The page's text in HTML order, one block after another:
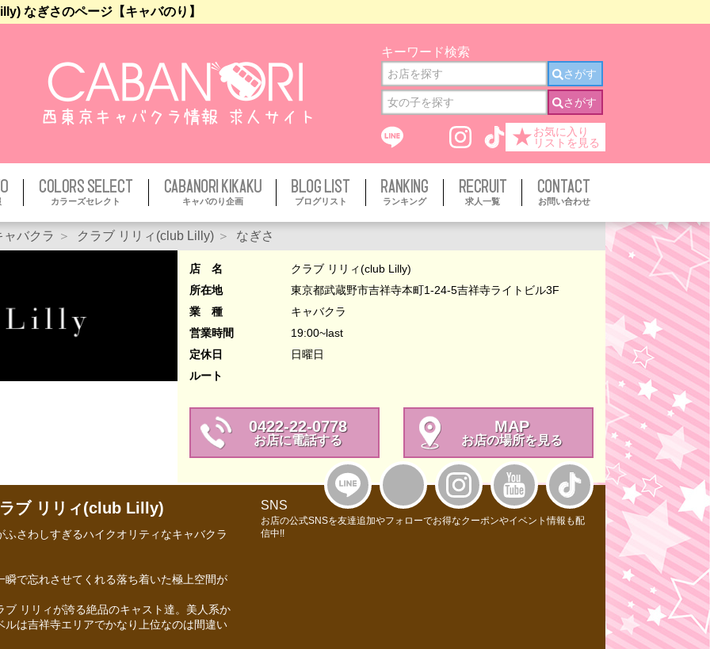
なぎさのページ【キャバのり】
キーワード検索
さがす
さがす
★お気に入り
リストを見る
カラーズセレクト キャバのり企画 ブログリスト ランキング 求人一覧 お問い合わせ
バクラ クラブ リリィ(club Lilly) なぎさ
店 名
クラブ リリィ(club Lilly)
所在地
東京都武蔵野市吉祥寺本町1-24-5吉祥寺ライトビル3F
業 種
キャバクラ
営業時間
19:00~last
定休日
日曜日
ルート
0422-22-0778
お店に電話する
MAP
お店の場所を見る
ブ リリィ(club Lilly)
さわしすぎるハイクオリティなキャバクラ
で忘れさせてくれる落ち着いた極上空間が
リリィが誇る絶品のキャスト達。美人系か
は吉祥寺エリアでかなり上位なのは間違い
SNS
お店の公式SNSを友達追加やフォローでお得なクーポンやイベント情報も配
信中!!